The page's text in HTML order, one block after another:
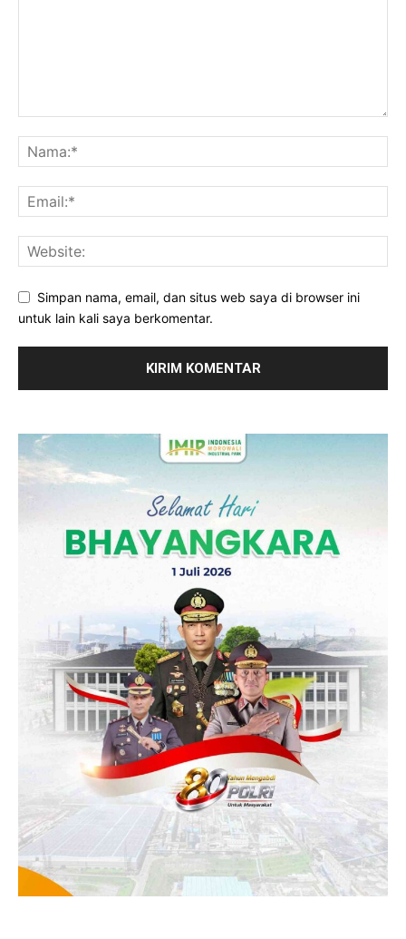
Simpan nama, email, dan situs web saya di browser ini
untuk lain kali saya berkomentar.